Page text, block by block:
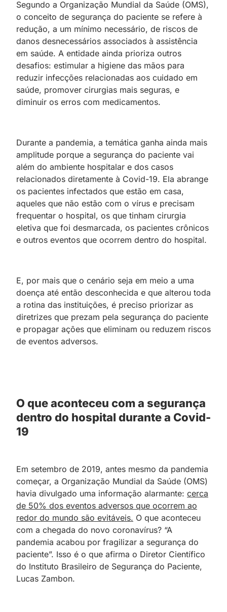
Segundo a Organização Mundial da Saúde (OMS),
o conceito de segurança do paciente se refere à
redução, a um mínimo necessário, de riscos de
danos desnecessários associados à assistência
em saúde. A entidade ainda prioriza outros
desafios: estimular a higiene das mãos para
reduzir infecções relacionadas aos cuidado em
saúde, promover cirurgias mais seguras, e
diminuir os erros com medicamentos.
Durante a pandemia, a temática ganha ainda mais
amplitude porque a segurança do paciente vai
além do ambiente hospitalar e dos casos
relacionados diretamente à Covid-19. Ela abrange
os pacientes infectados que estão em casa,
aqueles que não estão com o vírus e precisam
frequentar o hospital, os que tinham cirurgia
eletiva que foi desmarcada, os pacientes crônicos
e outros eventos que ocorrem dentro do hospital.
E, por mais que o cenário seja em meio a uma
doença até então desconhecida e que alterou toda
a rotina das instituições, é preciso priorizar as
diretrizes que prezam pela segurança do paciente
e propagar ações que eliminam ou reduzem riscos
de eventos adversos.
O que aconteceu com a segurança
dentro do hospital durante a Covid-
19
Em setembro de 2019, antes mesmo da pandemia
começar, a Organização Mundial da Saúde (OMS)
havia divulgado uma informação alarmante: cerca
de 50% dos eventos adversos que ocorrem ao
redor do mundo são evitáveis. O que aconteceu
com a chegada do novo coronavírus? “A
pandemia acabou por fragilizar a segurança do
paciente”. Isso é o que afirma o Diretor Científico
do Instituto Brasileiro de Segurança do Paciente,
Lucas Zambon.